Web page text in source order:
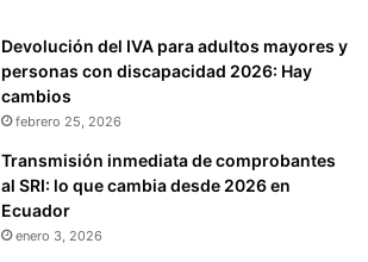
Devolución del IVA para adultos mayores y
personas con discapacidad 2026: Hay
cambios
febrero 25, 2026
Transmisión inmediata de comprobantes
al SRI: lo que cambia desde 2026 en
Ecuador
enero 3, 2026